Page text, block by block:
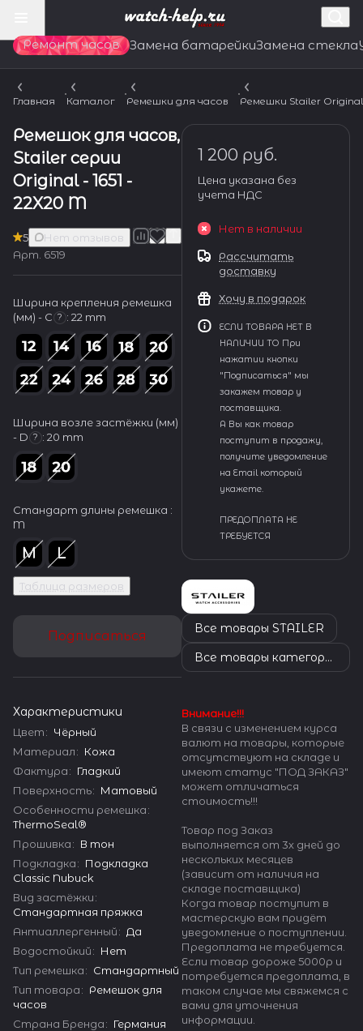
Ремонт часов Замена батарейкиЗамена стекла
Главная Каталог Ремешки для часов Ремешки Stailer Original
Ремешок для часов,
Stailer серии
Original - 1651 -
22X20 M
5
Нет отзывов
Арт. 6519
Ширина крепления ремешка
(мм) - С ? : 22 mm
Ширина возле застёжки (мм)
- D ? : 20 mm
Стандарт длины ремешка :
M
Таблица размеров
Подписаться
Характеристики
Цвет: Чёрный
Материал: Кожа
Фактура: Гладкий
Поверхность: Матовый
Особенности ремешка:
ThermoSeal®
Прошивка: В тон
Подкладка: Подкладка
Classic Nubuck
Вид застёжки:
Стандартная пряжка
Антиаллергенный: Да
Водостойкий: Нет
Тип ремешка: Стандартный
Тип товара: Ремешок для
часов
Страна Бренда: Германия
1 200 руб.
Цена указана без
учета НДС
Нет в наличии
Рассчитать
доставку
Хочу в подарок
ЕСЛИ ТОВАРА НЕТ В
НАЛИЧИИ ТО При
нажатии кнопки
"Подписаться" мы
закажем товар у
поставщика.
А Вы как товар
поступит в продажу,
получите уведомление
на Email который
укажете.
ПРЕДОПЛАТА НЕ
ТРЕБУЕТСЯ
Все товары STAILER
Все товары категории
Внимание!!!
В связи с изменением курса
валют на товары, которые
отсутствуют на складе и
имеют статус "ПОД ЗАКАЗ"
может отличаться
стоимость!!!
Товар под Заказ
выполняется от 3х дней до
нескольких месяцев
(зависит от наличия на
складе поставщика)
Когда товар поступит в
мастерскую вам придёт
уведомление о поступлении.
Предоплата не требуется.
Если товар дороже 5000р и
потребуется предоплата, в
таком случае мы свяжемся с
вами для уточнения
информации.